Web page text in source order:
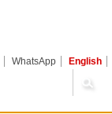
WhatsApp English